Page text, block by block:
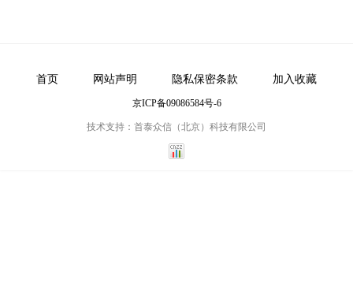
首页 网站声明 隐私保密条款 加入收藏
京ICP备09086584号-6
技术支持：首泰众信（北京）科技有限公司